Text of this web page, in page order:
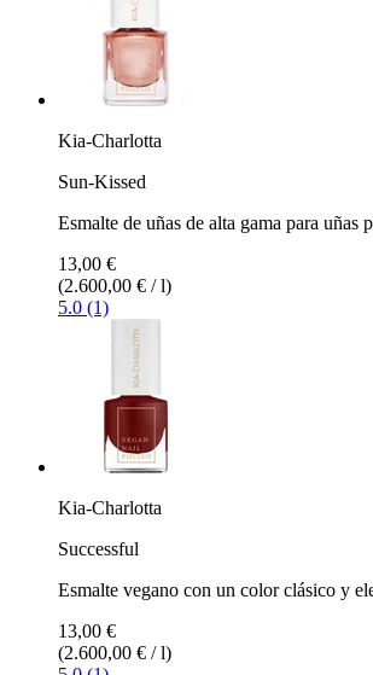
Kia-Charlotta
Sun-Kissed
Esmalte de uñas de alta gama para uñas
13,00 €
(2.600,00 € / l)
5.0 (1)
Kia-Charlotta
Successful
Esmalte vegano con un color clásico y
13,00 €
(2.600,00 € / l)